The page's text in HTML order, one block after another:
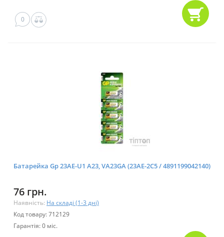
0
Батарейка Gp 23AE-U1 A23, VA23GA (23AE-2C5 / 4891199042140)
76 грн.
Наявність: На складі (1-3 дні)
Код товару: 712129
Гарантія: 0 міс.